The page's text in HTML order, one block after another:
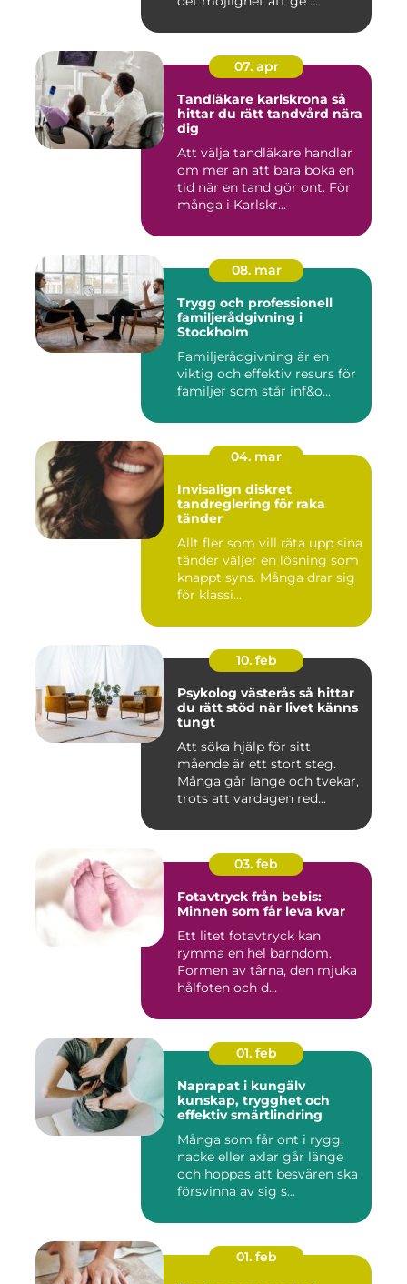
07. apr
Tandläkare karlskrona så
hittar du rätt tandvård nära
dig
Att välja tandläkare handlar
om mer än att bara boka en
tid när en tand gör ont. För
många i Karlskr...
08. mar
Trygg och professionell
familjerådgivning i
Stockholm
Familjerådgivning är en
viktig och effektiv resurs för
familjer som står inf&o...
04. mar
Invisalign diskret
tandreglering för raka
tänder
Allt fler som vill räta upp sina
tänder väljer en lösning som
knappt syns. Många drar sig
för klassi...
10. feb
Psykolog västerås så hittar
du rätt stöd när livet känns
tungt
Att söka hjälp för sitt
mående är ett stort steg.
Många går länge och tvekar,
trots att vardagen red...
03. feb
Fotavtryck från bebis:
Minnen som får leva kvar
Ett litet fotavtryck kan
rymma en hel barndom.
Formen av tårna, den mjuka
hålfoten och d...
01. feb
Naprapat i kungälv
kunskap, trygghet och
effektiv smärtlindring
Många som får ont i rygg,
nacke eller axlar går länge
och hoppas att besvären ska
försvinna av sig s...
01. feb